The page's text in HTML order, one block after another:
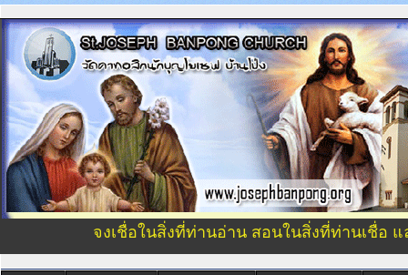
จงเชื่อในสิ่งที่ท่านอ่าน สอนในสิ่งที่ท่านเชื่อ